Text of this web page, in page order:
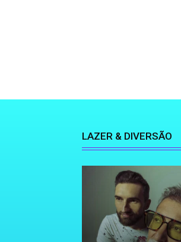
LAZER & DIVERSÃO